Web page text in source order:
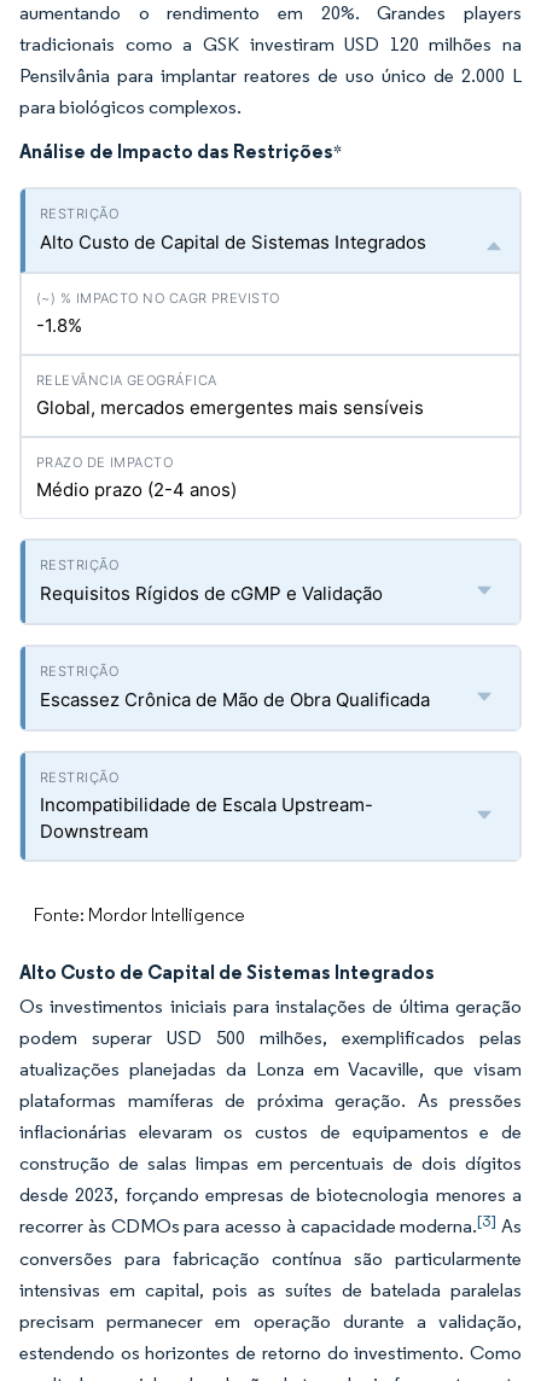
aumentando o rendimento em 20%. Grandes players
tradicionais como a GSK investiram USD 120 milhões na
Pensilvânia para implantar reatores de uso único de 2.000 L
para biológicos complexos.
Análise de Impacto das Restrições*
Alto Custo de Capital de Sistemas Integrados
-1.8%
Global, mercados emergentes mais sensíveis
Médio prazo (2-4 anos)
Requisitos Rígidos de cGMP e Validação
Escassez Crônica de Mão de Obra Qualificada
Incompatibilidade de Escala Upstream-
Downstream
Fonte: Mordor Intelligence
Alto Custo de Capital de Sistemas Integrados
Os investimentos iniciais para instalações de última geração
podem superar USD 500 milhões, exemplificados pelas
atualizações planejadas da Lonza em Vacaville, que visam
plataformas mamíferas de próxima geração. As pressões
inflacionárias elevaram os custos de equipamentos e de
construção de salas limpas em percentuais de dois dígitos
desde 2023, forçando empresas de biotecnologia menores a
recorrer às CDMOs para acesso à capacidade moderna.[3] As
conversões para fabricação contínua são particularmente
intensivas em capital, pois as suítes de batelada paralelas
precisam permanecer em operação durante a validação,
estendendo os horizontes de retorno do investimento. Como